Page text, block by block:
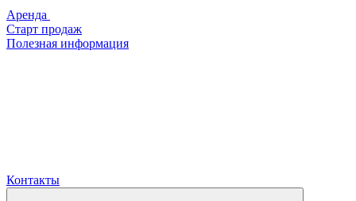
Аренда
Старт продаж
Полезная информация
Контакты